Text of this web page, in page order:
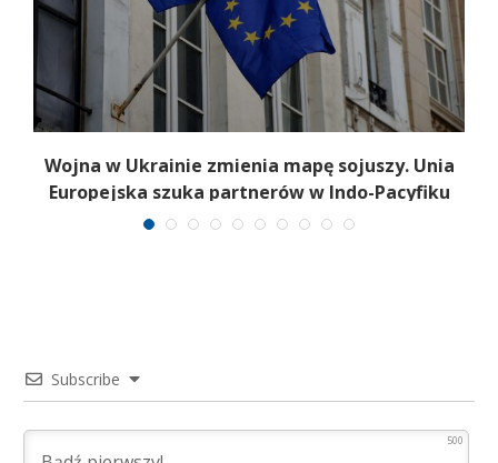
Wojna w Ukrainie zmienia mapę sojuszy. Unia
Europejska szuka partnerów w Indo-Pacyfiku
Subscribe
500